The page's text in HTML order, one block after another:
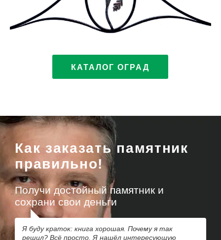
КАТАЛОГ ОГРАД
Как заказать памятник
правильно!
Получи достойный памятник и
сохрани свои деньги
Я буду краток: книга хорошая. Почему я так
решил? Всё просто. Я нашёл интересующую